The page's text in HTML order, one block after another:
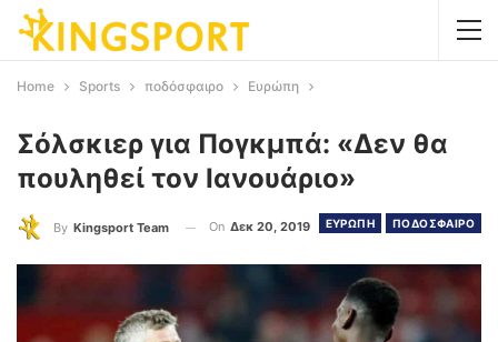
Home Sports ποδόσφαιρο Ευρώπη
Σόλσκιερ για Πογκμπά: «Δεν θα
πουληθεί τον Ιανουάριο»
ΕΥΡΩΠΗ ΠΟΔΟΣΦΑΙΡΟ
By Kingsport Team On Δεκ 20, 2019